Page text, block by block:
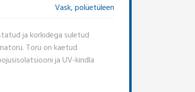
Vask, polüetüleen
ja korkidega suletud
Toru on kaetud
ja UV-kindla